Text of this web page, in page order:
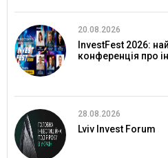
20.08.2026
InvestFest 2026:
конференція про
28.08.2026
Lviv Invest Forum